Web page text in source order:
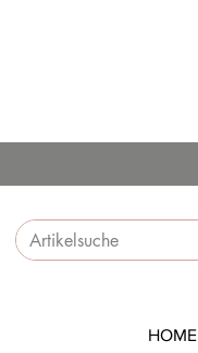
HOME